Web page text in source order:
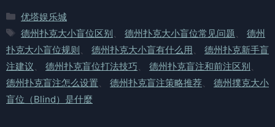
分
类
优塔娱乐城
标
签
德州扑克大小盲位区别 德州扑克大小盲位常见问题
德州
扑克大小盲位规则
德州扑克大小盲有什么用
德州扑克新手盲
注建议
德州扑克盲位打法技巧 德州扑克盲注和前注区别
德州扑克盲注怎么设置
德州扑克盲注策略推荐
德州撲克大小
盲位（Blind）是什麼